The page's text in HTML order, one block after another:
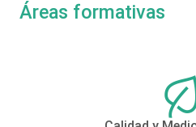
Áreas formativas